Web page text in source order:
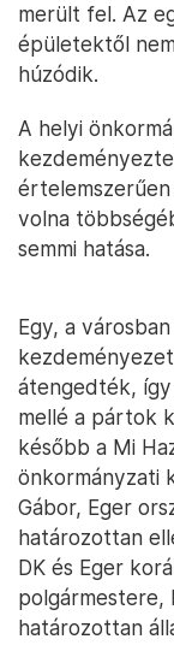
merült fel. Az
épületektől
húzódik.
A helyi
volna
semmi hatása.
Egy, a
átengedték,
mellé a pártok
később a Mi
önkormányzati
Gábor, Eger
határozottan
DK és Eger
polgármestere,
határozottan